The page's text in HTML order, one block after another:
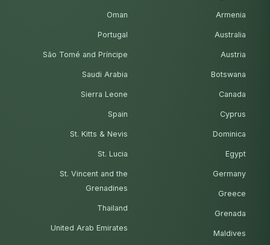
Armenia
Australia
Austria
Botswana
Canada
Cyprus
Dominica
Egypt
Germany
Greece
Grenada
Maldives
Oman
Portugal
São Tomé and Príncipe
Saudi Arabia
Sierra Leone
Spain
St. Kitts & Nevis
St. Lucia
St. Vincent and the
Grenadines
Thailand
United Arab Emirates